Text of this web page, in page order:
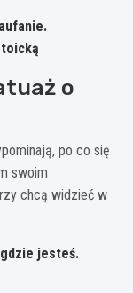
o
po co się
swoim
chcą widzieć w
jesteś.